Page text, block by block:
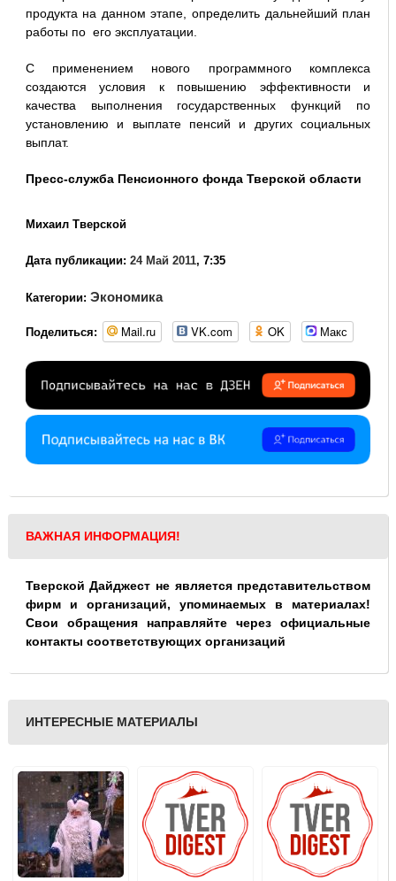
продукта на данном этапе, определить дальнейший план
работы по его эксплуатации.
С применением нового программного комплекса
создаются условия к повышению эффективности и
качества выполнения государственных функций по
установлению и выплате пенсий и других социальных
выплат.
Пресс-служба Пенсионного фонда Тверской области
Михаил Тверской
Дата публикации: 24 Май 2011, 7:35
Категории: Экономика
Поделиться: Mail.ru VK.com OK Макс
ВАЖНАЯ ИНФОРМАЦИЯ!
Тверской Дайджест не является представительством
фирм и организаций, упоминаемых в материалах!
Свои обращения направляйте через официальные
контакты соответствующих организаций
ИНТЕРЕСНЫЕ МАТЕРИАЛЫ